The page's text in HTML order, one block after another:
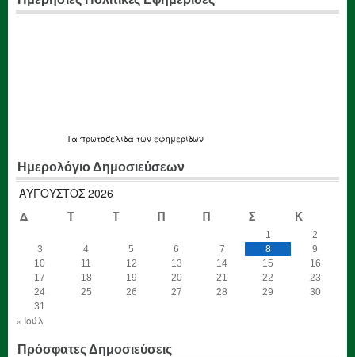
Τα πρωτοσέλιδα των εφημερίδων
Ημερολόγιο Δημοσιεύσεων
ΑΎΓΟΥΣΤΟΣ 2026
Δ
Τ Τ Π Π Σ Κ
1
2
3
4 5 6 7 8
9
10
11 12 13 14 15
16
17
18 19 20 21 22
23
24
25 26 27 28 29
30
31
« Ιούλ
Πρόσφατες Δημοσιεύσεις